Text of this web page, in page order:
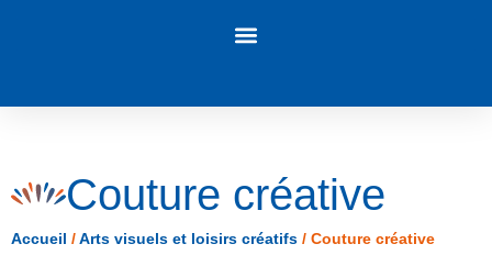
Couture créative
Accueil / Arts visuels et loisirs créatifs / Couture créative